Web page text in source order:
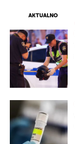
AKTUALNO